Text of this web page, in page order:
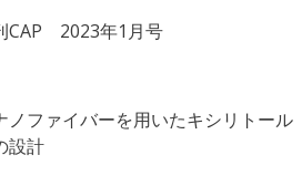
CAP 2023年1月号
ノファイバーを用いたキシリトール
設計